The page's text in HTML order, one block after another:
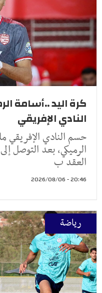
كرة اليد ..أسامة
النادي الإفريقي
حسم النادي الإفريقي
الرميكي، بعد التوصل
العقد ب
20:46 - 2026/08/06
رياضة